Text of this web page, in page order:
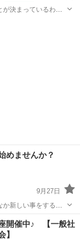
が決まっているわけ
めませんか？
9月27日
新しい事をする時
けど、何からすれば
開催中♪ 【一般社
】